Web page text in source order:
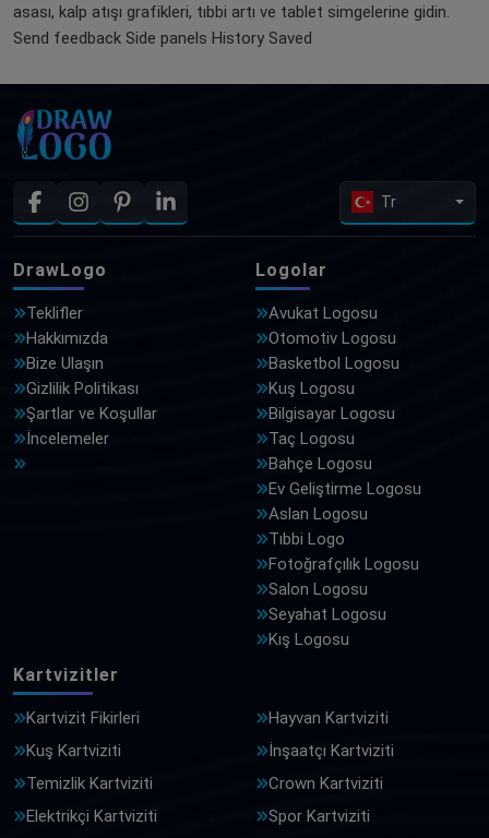
asası, kalp atışı grafikleri, tıbbi artı ve tablet simgelerine gidin.
Send feedback Side panels History Saved
Tr
DrawLogo
Teklifler
Hakkımızda
Bize Ulaşın
Gizlilik Politikası
Şartlar ve Koşullar
İncelemeler
Logolar
Avukat Logosu
Otomotiv Logosu
Basketbol Logosu
Kuş Logosu
Bilgisayar Logosu
Taç Logosu
Bahçe Logosu
Ev Geliştirme Logosu
Aslan Logosu
Tıbbi Logo
Fotoğrafçılık Logosu
Salon Logosu
Seyahat Logosu
Kış Logosu
Kartvizitler
Kartvizit Fikirleri
Hayvan Kartviziti
Kuş Kartviziti
İnşaatçı Kartviziti
Temizlik Kartviziti
Crown Kartviziti
Elektrikçi Kartviziti
Spor Kartviziti